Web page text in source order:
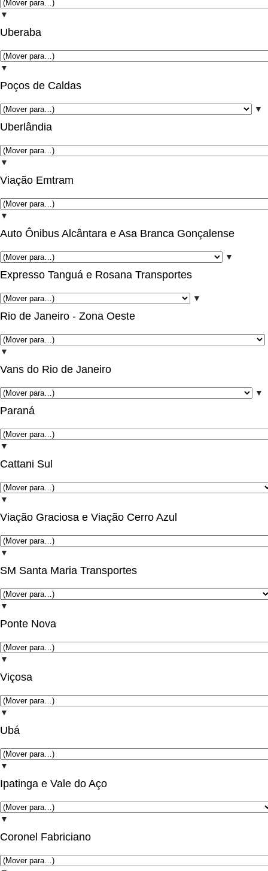
▼
Uberaba
▼
Poços de Caldas
▼
Uberlândia
▼
Viação Emtram
▼
Auto Ônibus Alcântara e Asa Branca Gonçalense
▼
Expresso Tanguá e Rosana Transportes
▼
Rio de Janeiro - Zona Oeste
▼
Vans do Rio de Janeiro
▼
Paraná
▼
Cattani Sul
▼
Viação Graciosa e Viação Cerro Azul
▼
SM Santa Maria Transportes
▼
Ponte Nova
▼
Viçosa
▼
Ubá
▼
Ipatinga e Vale do Aço
▼
Coronel Fabriciano